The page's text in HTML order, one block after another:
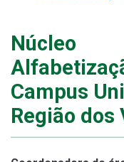
Núcleo
Campus
Região dos